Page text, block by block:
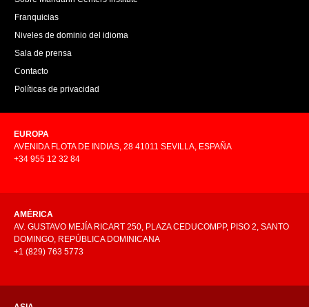
Franquicias
Niveles de dominio del idioma
Sala de prensa
Contacto
Políticas de privacidad
EUROPA
AVENIDA FLOTA DE INDIAS, 28 41011 SEVILLA, ESPAÑA
+34 955 12 32 84
AMÉRICA
AV. GUSTAVO MEJÍA RICART 250, PLAZA CEDUCOMPP, PISO 2, SANTO
DOMINGO, REPÚBLICA DOMINICANA
+1 (829) 763 5773